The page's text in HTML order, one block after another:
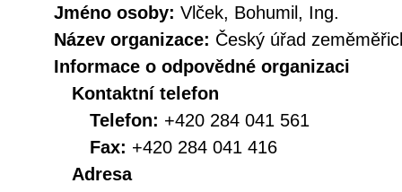
Jméno osoby: Vlček, Bohumil, Ing.
Název organizace: Český úřad
Informace o odpovědné organizaci
Kontaktní telefon
Telefon: +420 284 041 561
Fax: +420 284 041 416
Adresa